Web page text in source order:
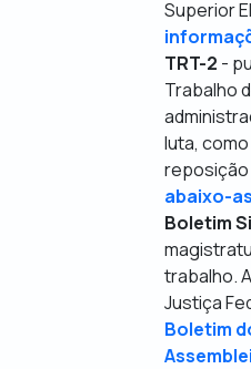
Superior
TRT-2 -
Trabalho
luta,
reposição
abaixo-
Boletim
trabalho.
Justiça
Boletim